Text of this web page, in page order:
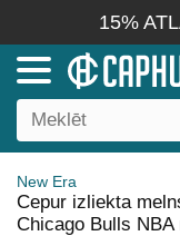
15%
New Era
Cepur izliekta
Chicago Bulls NBA